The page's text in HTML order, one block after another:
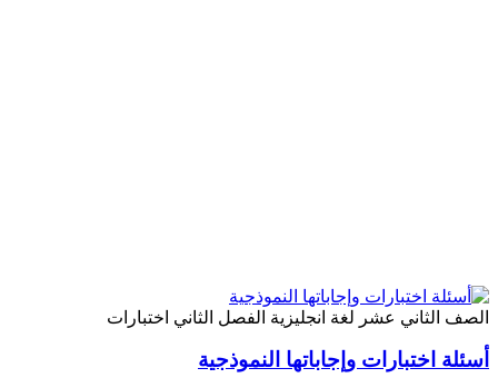
الصف الثاني عشر لغة انجليزية الفصل الثاني اختبارات
أسئلة اختبارات وإجاباتها النموذجية